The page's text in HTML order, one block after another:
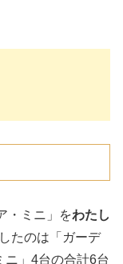
・ミニ」をわたし
たのは「ガーデ
ニ」4台の合計6台